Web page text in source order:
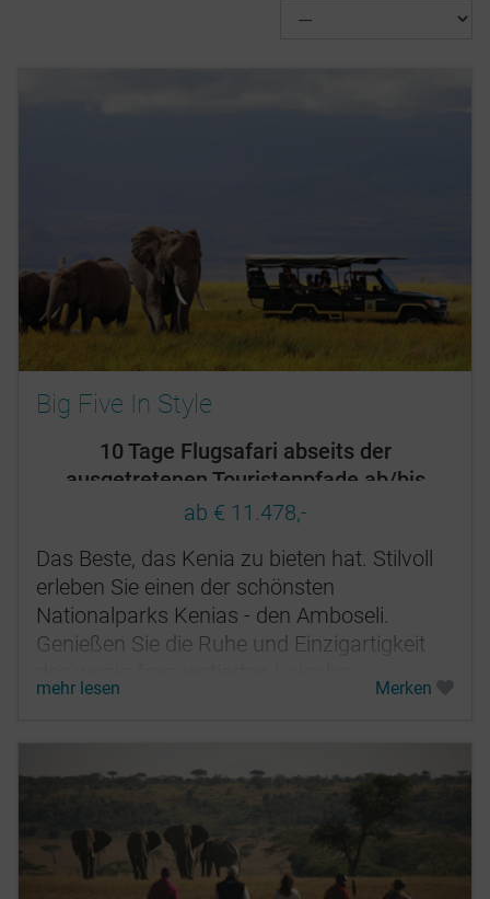
Big Five In Style
10 Tage Flugsafari abseits der
ausgetretenen Touristenpfade ab/bis
Nairobi
ab € 11.478,-
Das Beste, das Kenia zu bieten hat. Stilvoll
erleben Sie einen der schönsten
Nationalparks Kenias - den Amboseli.
Genießen Sie die Ruhe und Einzigartigkeit
Schutzgebietes und lassen Sie sich vom...
mehr lesen Merken